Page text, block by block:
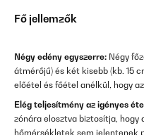
Fő jellemzők
Négy edény egyszerre: Négy
átmérőjű) és két kisebb (kb. 15
előétel és főétel anélkül, hogy
Elég teljesítmény az igényes
zónára elosztva biztosítja, hogy
hőmérsékletek sem jelentenek